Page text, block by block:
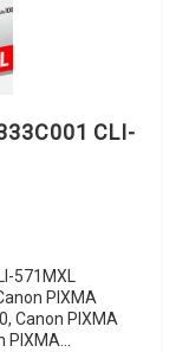
CLI-
571MXL
PIXMA
Canon PIXMA
PIXMA…